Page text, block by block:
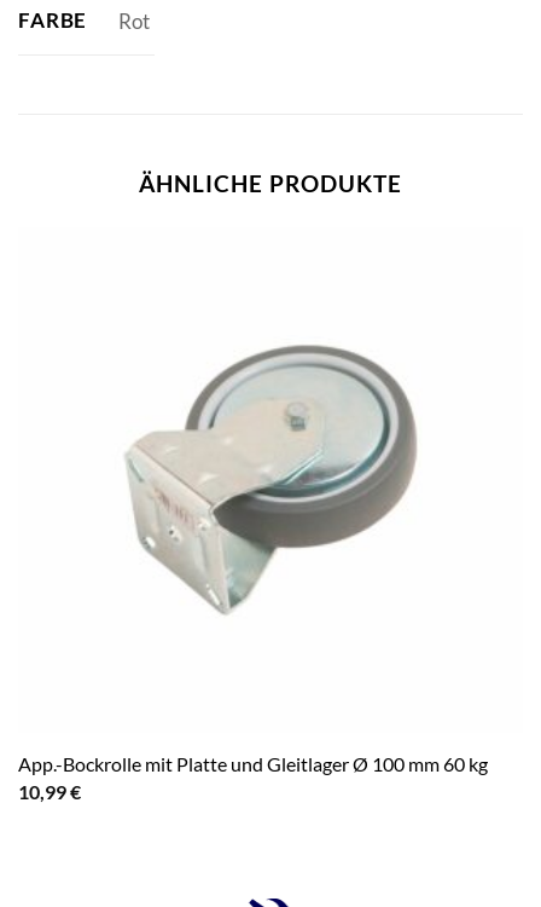
FARBE Rot
ÄHNLICHE PRODUKTE
App.-Bockrolle mit Platte und Gleitlager Ø 100 mm 60 kg
10,99€